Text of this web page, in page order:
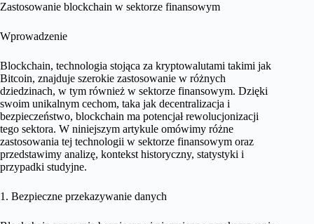
Zastosowanie blockchain w sektorze finansowym
Wprowadzenie
Blockchain, technologia stojąca za kryptowalutami takimi jak
Bitcoin, znajduje szerokie zastosowanie w różnych
dziedzinach, w tym również w sektorze finansowym. Dzięki
swoim unikalnym cechom, taka jak decentralizacja i
bezpieczeństwo, blockchain ma potencjał rewolucjonizacji
tego sektora. W niniejszym artykule omówimy różne
zastosowania tej technologii w sektorze finansowym oraz
przedstawimy analizę, kontekst historyczny, statystyki i
przypadki studyjne.
1. Bezpieczne przekazywanie danych